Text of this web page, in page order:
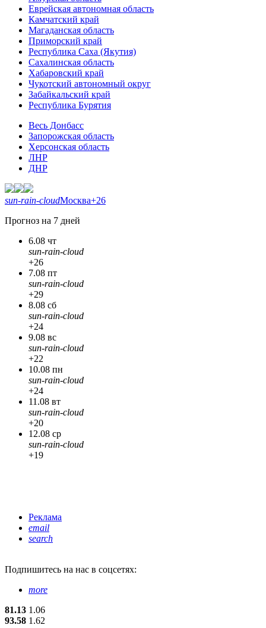
Еврейская автономная область
Камчатский край
Магаданская область
Приморский край
Республика Саха (Якутия)
Сахалинская область
Хабаровский край
Чукотский автономный округ
Забайкальский край
Республика Бурятия
Весь Донбасс
Запорожская область
Херсонская область
ЛНР
ДНР
sun-rain-cloudМосква+26
Прогноз на 7 дней
6.08 чт
sun-rain-cloud
+26
7.08 пт
sun-rain-cloud
+29
8.08 сб
sun-rain-cloud
+24
9.08 вс
sun-rain-cloud
+22
10.08 пн
sun-rain-cloud
+24
11.08 вт
sun-rain-cloud
+20
12.08 ср
sun-rain-cloud
+19
Реклама
email
search
Подпишитесь на нас в соцсетях:
more
81.13 1.06
93.58 1.62